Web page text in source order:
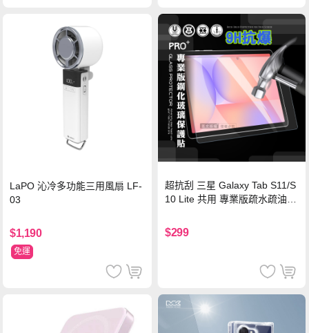
LaPO 沁冷多功能三用風扇 LF-
03
$1,190
免運
超抗刮 三星 Galaxy Tab S11/S
10 Lite 共用 專業版疏水疏油9
$299